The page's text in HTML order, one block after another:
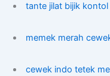
tante jilat bijik kontol
memek merah
cewek indo tetek